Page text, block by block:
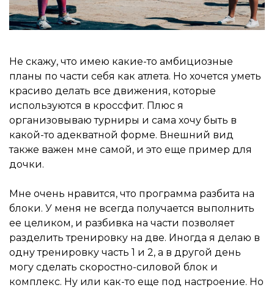
Не скажу, что имею какие-то амбициозные
планы по части себя как атлета. Но хочется уметь
красиво делать все движения, которые
используются в кроссфит. Плюс я
организовываю турниры и сама хочу быть в
какой-то адекватной форме. Внешний вид
также важен мне самой, и это еще пример для
дочки.
Мне очень нравится, что программа разбита на
блоки. У меня не всегда получается выполнить
ее целиком, и разбивка на части позволяет
разделить тренировку на две. Иногда я делаю в
одну тренировку часть 1 и 2, а в другой день
могу сделать скоростно-силовой блок и
комплекс. Ну или как-то еще под настроение. Но